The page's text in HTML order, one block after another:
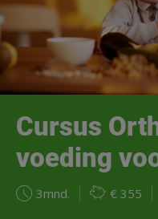
Cursus
voeding
3mnd. € 355